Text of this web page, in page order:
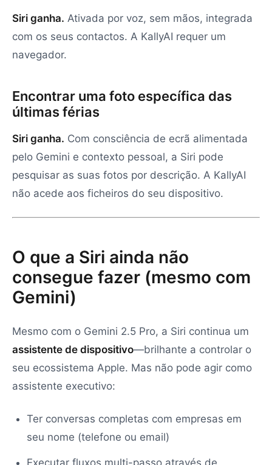
Siri ganha. Ativada por voz, sem mãos, integrada
com os seus contactos. A KallyAI requer um
navegador.
Encontrar uma foto específica das
últimas férias
Siri ganha. Com consciência de ecrã alimentada
pelo Gemini e contexto pessoal, a Siri pode
pesquisar as suas fotos por descrição. A KallyAI
não acede aos ficheiros do seu dispositivo.
O que a Siri ainda não
consegue fazer (mesmo com
Gemini)
Mesmo com o Gemini 2.5 Pro, a Siri continua um
assistente de dispositivo—brilhante a controlar o
seu ecossistema Apple. Mas não pode agir como
assistente executivo:
Ter conversas completas com empresas em
seu nome (telefone ou email)
Executar fluxos multi-passo através de